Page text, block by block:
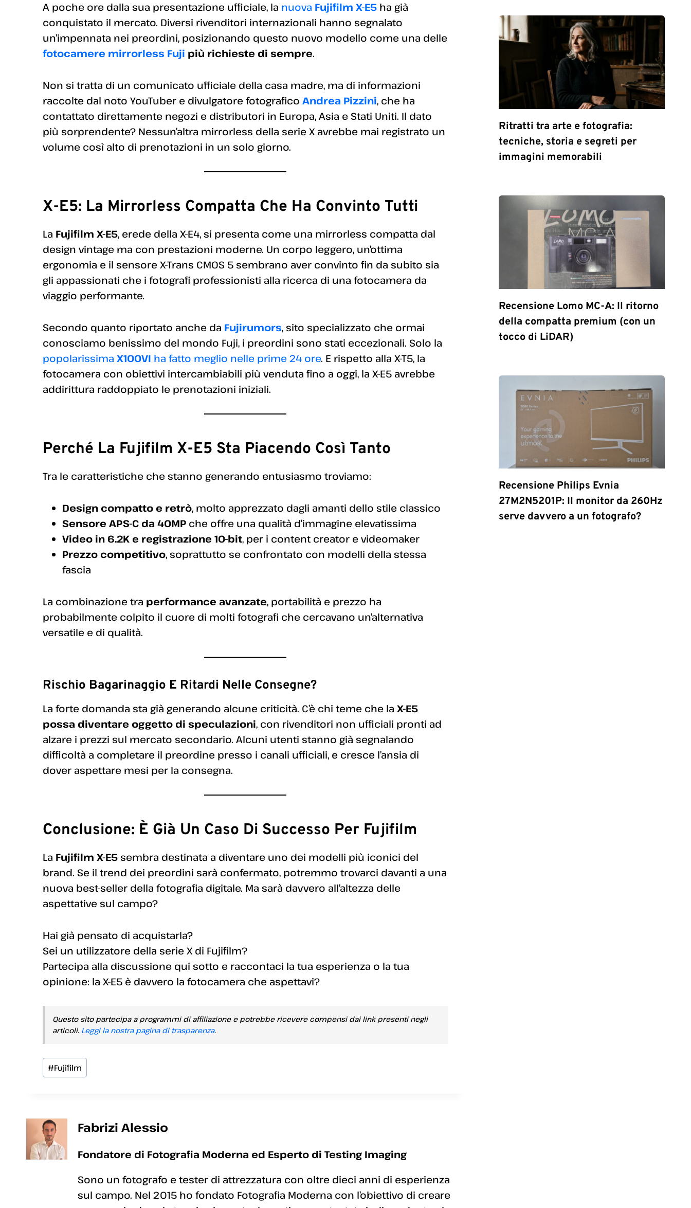
A poche ore dalla sua presentazione ufficiale, la nuova Fujifilm X-E5 ha già
conquistato il mercato. Diversi rivenditori internazionali hanno segnalato
un’impennata nei preordini, posizionando questo nuovo modello come una delle
fotocamere mirrorless Fuji più richieste di sempre.
Non si tratta di un comunicato ufficiale della casa madre, ma di informazioni
raccolte dal noto YouTuber e divulgatore fotografico Andrea Pizzini, che ha
contattato direttamente negozi e distributori in Europa, Asia e Stati Uniti. Il dato
più sorprendente? Nessun’altra mirrorless della serie X avrebbe mai registrato un
volume così alto di prenotazioni in un solo giorno.
X-E5: La Mirrorless Compatta Che Ha Convinto Tutti
La Fujifilm X-E5, erede della X-E4, si presenta come una mirrorless compatta dal
design vintage ma con prestazioni moderne. Un corpo leggero, un’ottima
ergonomia e il sensore X-Trans CMOS 5 sembrano aver convinto fin da subito sia
gli appassionati che i fotografi professionisti alla ricerca di una fotocamera da
viaggio performante.
Secondo quanto riportato anche da Fujirumors, sito specializzato che ormai
conosciamo benissimo del mondo Fuji, i preordini sono stati eccezionali. Solo la
popolarissima X100VI ha fatto meglio nelle prime 24 ore. E rispetto alla X-T5, la
fotocamera con obiettivi intercambiabili più venduta fino a oggi, la X-E5 avrebbe
addirittura raddoppiato le prenotazioni iniziali.
Perché La Fujifilm X-E5 Sta Piacendo Così Tanto
Tra le caratteristiche che stanno generando entusiasmo troviamo:
Design compatto e retrò, molto apprezzato dagli amanti dello stile classico
Sensore APS-C da 40MP che offre una qualità d’immagine elevatissima
Video in 6.2K e registrazione 10-bit, per i content creator e videomaker
Prezzo competitivo, soprattutto se confrontato con modelli della stessa
fascia
La combinazione tra performance avanzate, portabilità e prezzo ha
probabilmente colpito il cuore di molti fotografi che cercavano un’alternativa
versatile e di qualità.
Rischio Bagarinaggio E Ritardi Nelle Consegne?
La forte domanda sta già generando alcune criticità. C’è chi teme che la X-E5
possa diventare oggetto di speculazioni, con rivenditori non ufficiali pronti ad
alzare i prezzi sul mercato secondario. Alcuni utenti stanno già segnalando
difficoltà a completare il preordine presso i canali ufficiali, e cresce l’ansia di
dover aspettare mesi per la consegna.
Conclusione: È Già Un Caso Di Successo Per Fujifilm
La Fujifilm X-E5 sembra destinata a diventare uno dei modelli più iconici del
brand. Se il trend dei preordini sarà confermato, potremmo trovarci davanti a una
nuova best-seller della fotografia digitale. Ma sarà davvero all’altezza delle
aspettative sul campo?
Hai già pensato di acquistarla?
Sei un utilizzatore della serie X di Fujifilm?
Partecipa alla discussione qui sotto e raccontaci la tua esperienza o la tua
opinione: la X-E5 è davvero la fotocamera che aspettavi?
Questo sito partecipa a programmi di affiliazione e potrebbe ricevere compensi dai link presenti negli
articoli. Leggi la nostra pagina di trasparenza.
Tag
articolo:
#Fujifilm
Fabrizi Alessio
Fondatore di Fotografia Moderna ed Esperto di Testing Imaging
Sono un fotografo e tester di attrezzatura con oltre dieci anni di esperienza
sul campo. Nel 2015 ho fondato Fotografia Moderna con l’obiettivo di creare
Ritratti tra arte e fotografia:
tecniche, storia e segreti per
immagini memorabili
Recensione Lomo MC-A: Il ritorno
della compatta premium (con un
tocco di LiDAR)
Recensione Philips Evnia
27M2N5201P: Il monitor da 260Hz
serve davvero a un fotografo?